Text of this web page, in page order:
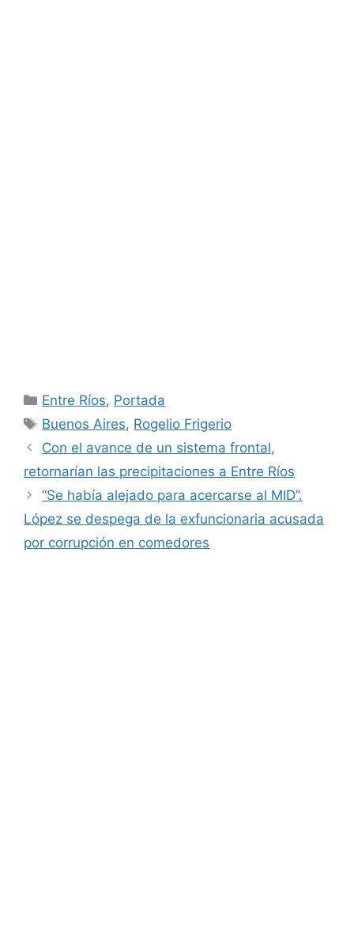
Categorías
Entre Ríos, Portada
Etiquetas
Buenos Aires, Rogelio Frigerio
Con el avance de un sistema frontal,
retornarían las precipitaciones a Entre Ríos
“Se había alejado para acercarse al MID”.
López se despega de la exfuncionaria acusada
por corrupción en comedores